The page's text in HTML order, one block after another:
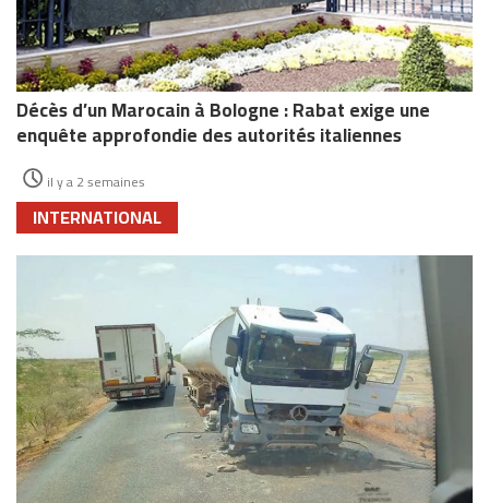
Décès d’un Marocain à Bologne : Rabat exige une
enquête approfondie des autorités italiennes
il y a 2 semaines
INTERNATIONAL